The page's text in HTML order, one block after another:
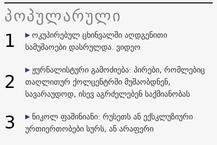
პოპულარული
1
ოკუპირებულ ცხინვალში აღდგენითი
სამუშაოები დასრულდა. ვიდეო
2
ჟურნალისტური გამოძიება: პირები, რომლებიც
თაღლითურ ქოლცენტრში მუშაობდნენ,
სავარაუდოდ, ისევ აგრძელებენ საქმიანობას
3
ნიკოლ ფაშინიანი: რუსეთს ან ექსკლუზიური
ურთიერთობები სურს, ან არაფერი